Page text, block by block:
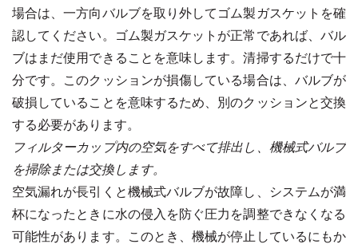
場合は、一方向バルブを取り外してゴム製ガスケットを確
認してください。ゴム製ガスケットが正常であれば、バル
ブはまだ使用できることを意味します。清掃するだけで十
分です。このクッションが損傷している場合は、バルブが
破損していることを意味するため、別のクッションと交換
する必要があります。
フィルターカップ内の空気をすべて排出し、機械式バルブ
を掃除または交換します。
空気漏れが長引くと機械式バルブが故障し、システムが満
杯になったときに水の侵入を防ぐ圧力を調整できなくなる
可能性があります。このとき、機械が停止しているにもか